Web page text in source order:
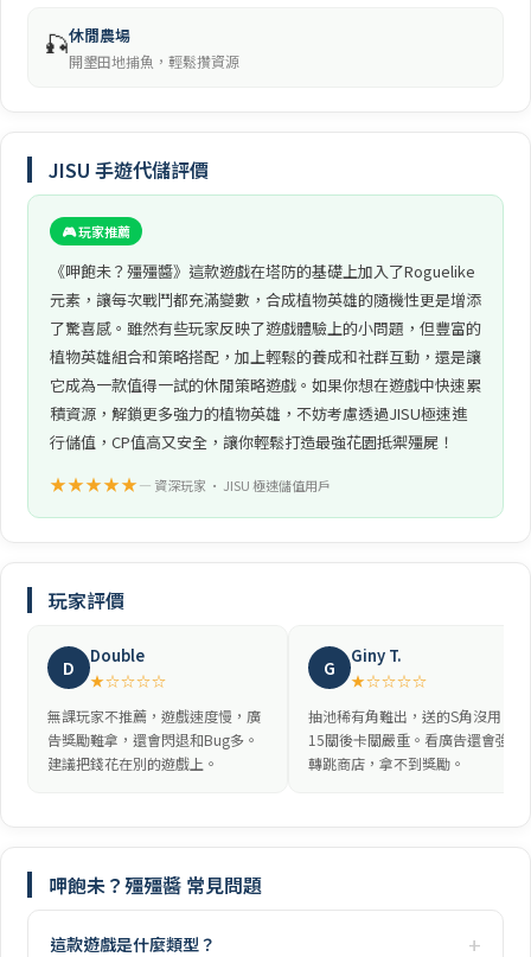
🎣休閒農場
開墾田地捕魚，輕鬆攢資源
JISU 手遊代儲評價
🎮 玩家推薦
《呷飽未？殭殭醬》這款遊戲在塔防的基礎上加入了Roguelike
元素，讓每次戰鬥都充滿變數，合成植物英雄的隨機性更是增添
了驚喜感。雖然有些玩家反映了遊戲體驗上的小問題，但豐富的
植物英雄組合和策略搭配，加上輕鬆的養成和社群互動，還是讓
它成為一款值得一試的休閒策略遊戲。如果你想在遊戲中快速累
積資源，解鎖更多強力的植物英雄，不妨考慮透過JISU極速進
行儲值，CP值高又安全，讓你輕鬆打造最強花園抵禦殭屍！
★★★★★— 資深玩家 • JISU 極速儲值用戶
玩家評價
D Double
★☆☆☆☆
無課玩家不推薦，遊戲速度慢，廣
告獎勵難拿，還會閃退和Bug多。
建議把錢花在別的遊戲上。
G Giny T.
★☆☆☆☆
抽池稀有角難出，送的S角沒用，
15關後卡關嚴重。看廣告還會強制
轉跳商店，拿不到獎勵。
呷飽未？殭殭醬 常見問題
這款遊戲是什麼類型？